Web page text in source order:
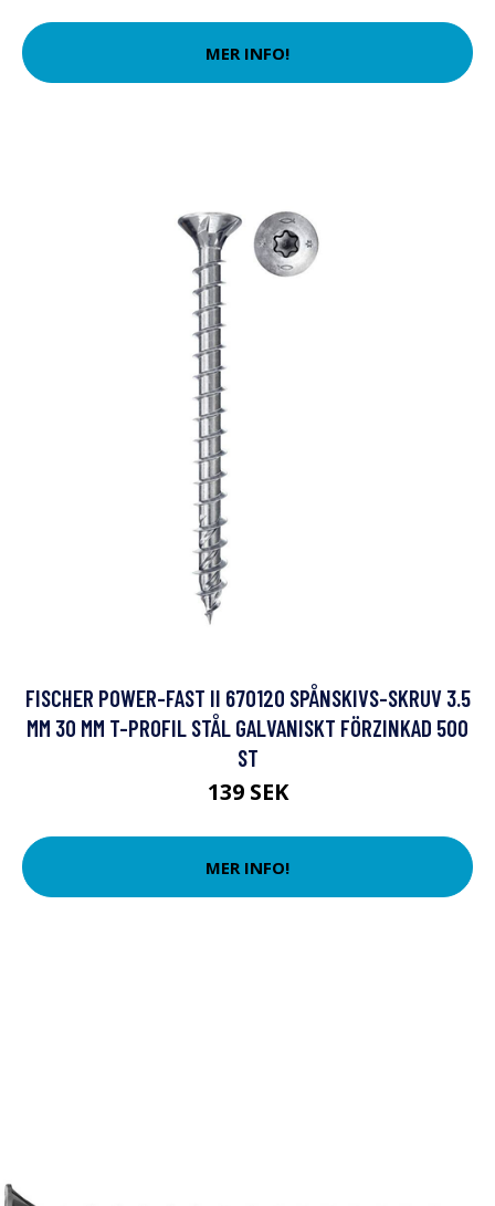
MER INFO!
FISCHER POWER-FAST II 670120 SPÅNSKIVS-SKRUV 3.5
MM 30 MM T-PROFIL STÅL GALVANISKT FÖRZINKAD 500
ST
139 SEK
MER INFO!